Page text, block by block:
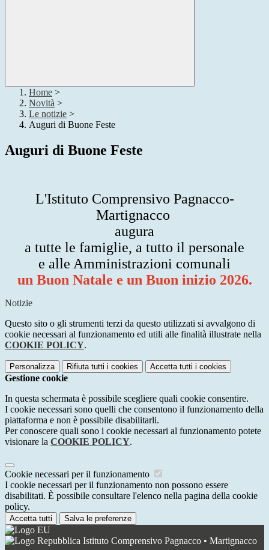
Home >
Novità >
Le notizie >
Auguri di Buone Feste
Auguri di Buone Feste
L'Istituto Comprensivo Pagnacco-
Martignacco
augura
a tutte le famiglie, a tutto il personale
e alle Amministrazioni comunali
un Buon Natale e un Buon inizio 2026.
Notizie
Questo sito o gli strumenti terzi da questo utilizzati si avvalgono di
cookie necessari al funzionamento ed utili alle finalità illustrate nella
COOKIE POLICY.
Personalizza Rifiuta tutti i cookies Accetta tutti i cookies
Gestione cookie
In questa schermata è possibile scegliere quali cookie consentire.
I cookie necessari sono quelli che consentono il funzionamento della
piattaforma e non è possibile disabilitarli.
Per conoscere quali sono i cookie necessari al funzionamento potete
visionare la COOKIE POLICY.
Cookie necessari per il funzionamento
I cookie necessari per il funzionamento non possono essere
disabilitati. È possibile consultare l'elenco nella pagina della cookie
policy.
Accetta tutti Salva le preferenze
Istituto Comprensivo Pagnacco • Martignacco